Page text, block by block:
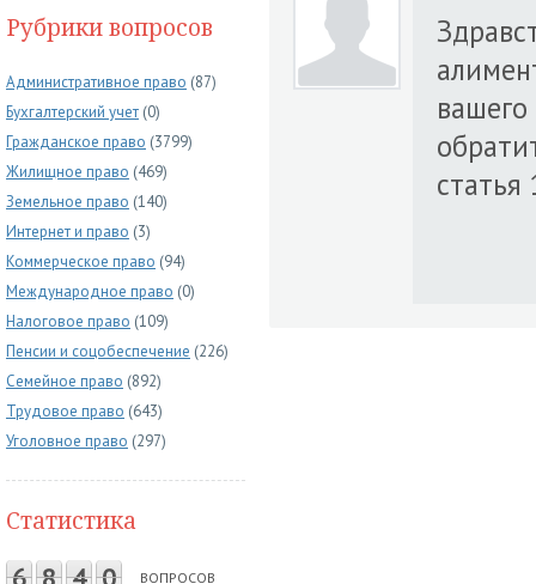
Рубрики вопросов
Административное право (87)
Бухгалтерский учет (0)
Гражданское право (3799)
Жилищное право (469)
Земельное право (140)
Интернет и право (3)
Коммерческое право (94)
Международное право (0)
Налоговое право (109)
Пенсии и соцобеспечение (226)
Семейное право (892)
Трудовое право (643)
Уголовное право (297)
Статистика
ВОПРОСОВ